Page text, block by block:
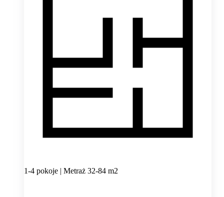
1-4 pokoje | Metraż 32-84 m2